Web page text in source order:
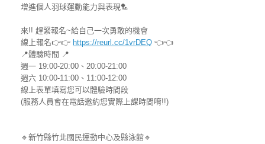
增進個人羽球運動能力與表現🏸
來!! 趕緊報名~給自己一次勇敢的機會
線上報名👉👉 https://reurl.cc/1vrDEQ 👈👈
📍體驗時間 📍
週一 19:00-20:00、20:00-21:00
週六 10:00-11:00、11:00-12:00
線上表單填寫您可以體驗時間段
(服務人員會在電話邀約您實際上課時間唷!!)
🔹新竹縣竹北國民運動中心及縣泳館🔹